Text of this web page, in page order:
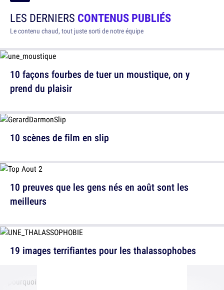
LES DERNIERS CONTENUS PUBLIÉS
Le contenu chaud, tout juste sorti de notre équipe
10 façons fourbes de tuer un moustique, on y
prend du plaisir
10 preuves que les gens nés en août sont les
meilleurs
10 scènes de film en slip
19 images terrifiantes pour les thalassophobes